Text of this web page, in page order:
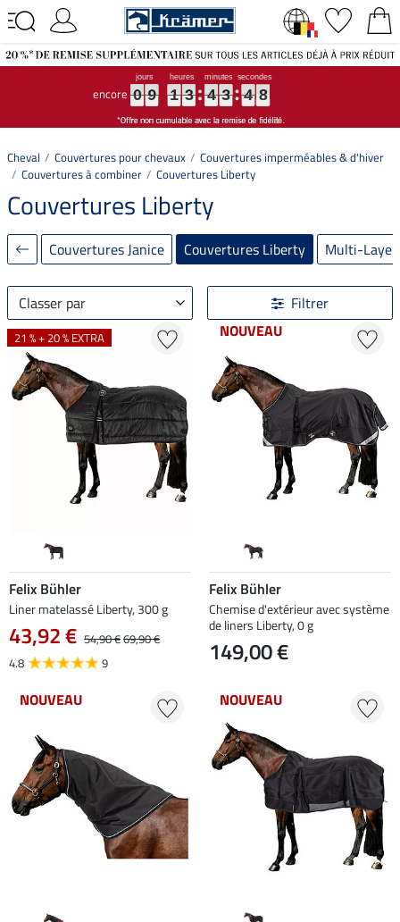
encore 0
0
0
0 9
9
9
9 1
1
1
1 3
3
3
3 4
4
4
4 3
3
3
3 4
4
4
4 8
8
8
8
Cheval Couvertures pour chevaux
Couvertures imperméables & d'hiver
Couvertures à combiner
Couvertures Liberty
Couvertures Liberty
Couvertures Janice Couvertures Liberty Multi-
Classer par Filtrer
21 % + 20 % EXTRA
Felix Bühler
Liner matelassé Liberty, 300 g
43,92 € 54,90 €69,90 €
4.8
9
NOUVEAU
Felix Bühler
Chemise d'extérieur avec système
de liners Liberty, 0 g
149,00 €
NOUVEAU NOUVEAU